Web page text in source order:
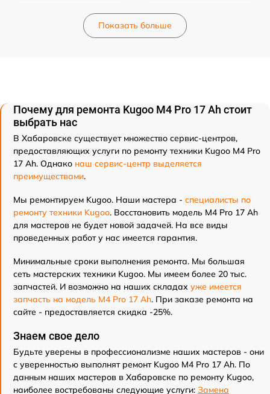
Показать больше
Почему для ремонта Kugoo M4 Pro 17 Ah стоит
выбрать нас
В Хабаровске существует множество сервис-центров,
предоставляющих услуги по ремонту техники Kugoo M4 Pro
17 Ah. Однако наш сервис-центр выделяется
преимуществами.
Мы ремонтируем Kugoo. Наши мастера - специалисты по
ремонту техники Kugoo. Восстановить модель M4 Pro 17 Ah
для мастеров не будет новой задачей. На все виды
проведенных работ у нас имеется гарантия.
Минимальные сроки выполнения ремонта. Мы большая
сеть мастерских техники Kugoo. Мы имеем более 20 тыс.
запчастей. И возможно на наших складах уже имеется
запчасть на модель M4 Pro 17 Ah. При заказе ремонта на
сайте - предоставляется скидка -25%.
Знаем свое дело
Будьте уверены в профессионализме наших мастеров - они
с уверенностью выполнят ремонт Kugoo M4 Pro 17 Ah. По
данным наших мастеров в Хабаровске по ремонту Kugoo,
наиболее востребованы следующие услуги: Замена